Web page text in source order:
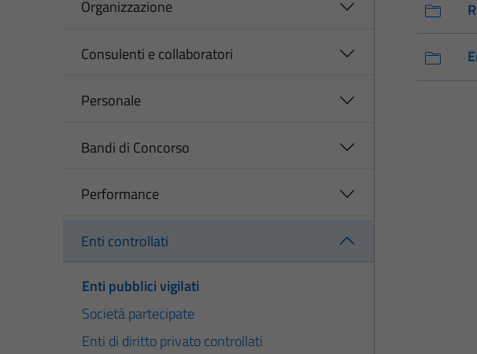
Organizzazione
Consulenti e collaboratori
Personale
Bandi di Concorso
Performance
Enti controllati
Enti pubblici vigilati
Società partecipate
Enti di diritto privato controllati